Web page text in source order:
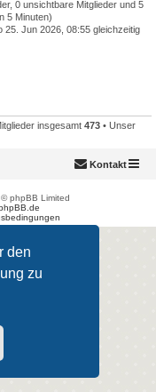
den
zu
0 unsichtbare Mitglieder und 5
5 Minuten)
25. Jun 2026, 08:55 gleichzeitig
insgesamt 473 • Unser
Kontakt
phpBB Limited